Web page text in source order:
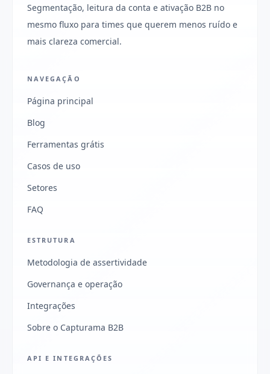
Segmentação, leitura da conta e ativação B2B no
mesmo fluxo para times que querem menos ruído e
mais clareza comercial.
NAVEGAÇÃO
Página principal
Blog
Ferramentas grátis
Casos de uso
Setores
FAQ
ESTRUTURA
Metodologia de assertividade
Governança e operação
Integrações
Sobre o Capturama B2B
API E INTEGRAÇÕES